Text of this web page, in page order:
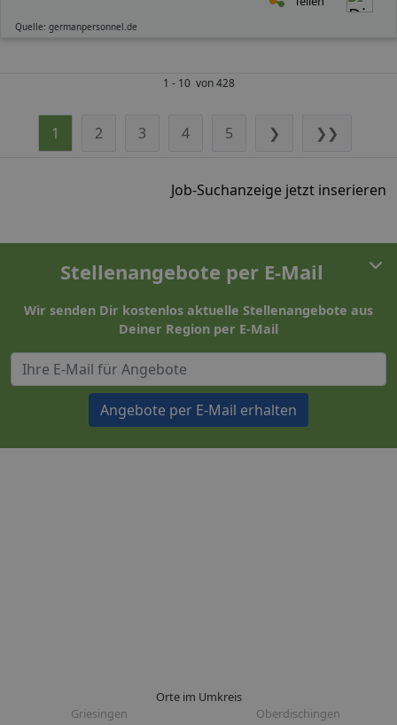
Quelle: germanpersonnel.de
1 - 10 von 428
1 2 3 4 5 ❯ ❯❯
Job-Suchanzeige jetzt inserieren
Stellenangebote per E-Mail
Wir senden Dir kostenlos aktuelle Stellenangebote aus
Deiner Region per E-Mail
Angebote per E-Mail erhalten
Orte im Umkreis
Griesingen
Oberdischingen